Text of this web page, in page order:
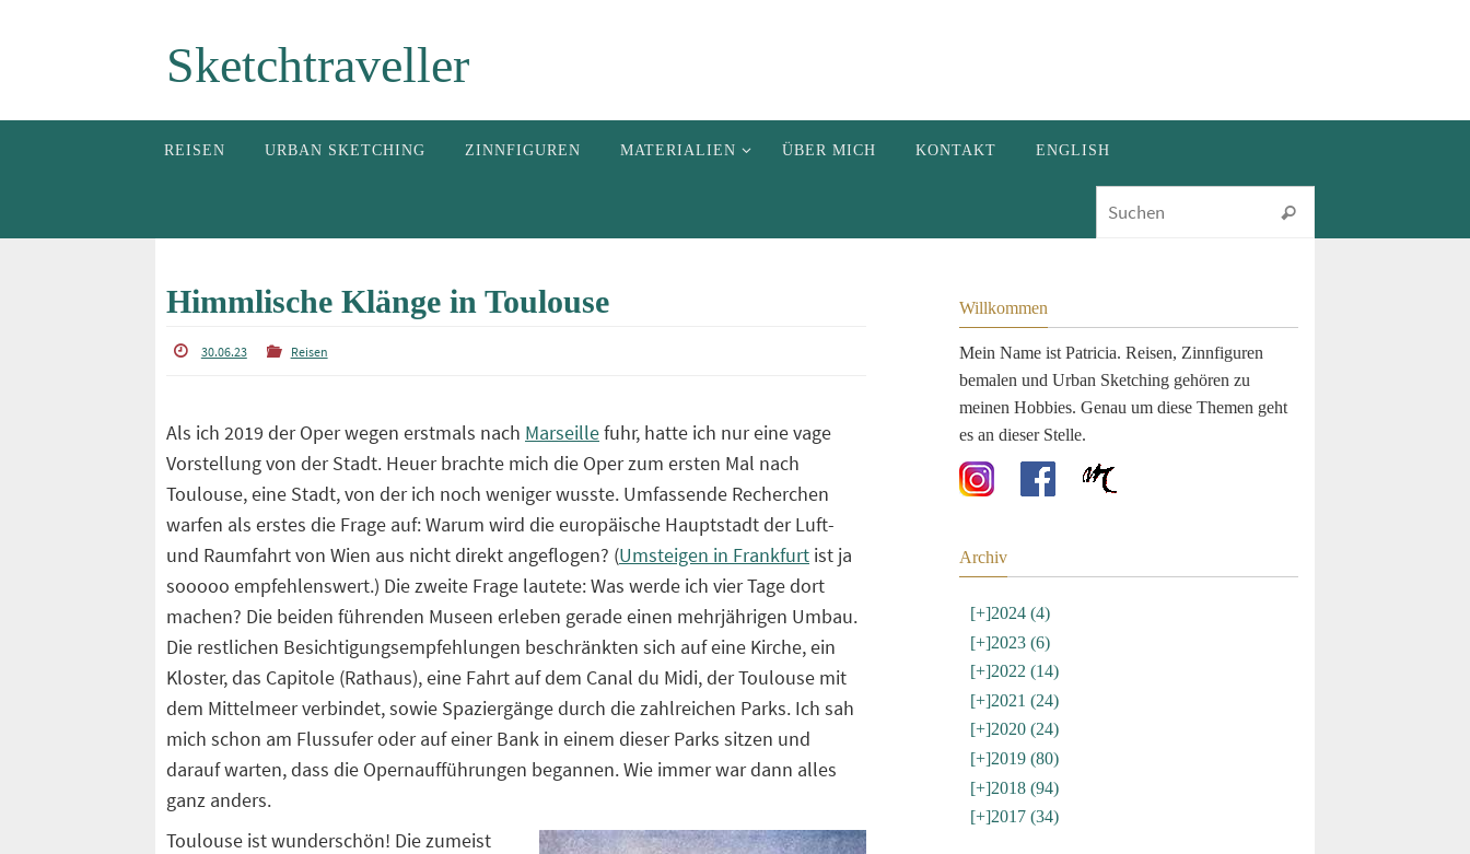
Sketchtraveller
REISEN URBAN SKETCHING ZINNFIGUREN MATERIALIEN ÜBER MICH KONTAKT ENGLISH
Suchen
Himmlische Klänge in Toulouse
30.06.23 Reisen
Als ich 2019 der Oper wegen erstmals nach Marseillefuhr, hatte ich nur eine vage
Vorstellung von der Stadt. Heuer brachte mich die Oper zum ersten Mal nach
Toulouse, eine Stadt, von der ich noch weniger wusste. Umfassende Recherchen
warfen als erstes die Frage auf: Warum wird die europäische Hauptstadt der Luft-
und Raumfahrt von Wien aus nicht direkt angeflogen? (Umsteigen in Frankfurt ist ja
sooooo empfehlenswert.) Die zweite Frage lautete: Was werde ich vier Tage dort
machen? Die beiden führenden Museen erleben gerade einen mehrjährigen Umbau.
Die restlichen Besichtigungsempfehlungen beschränkten sich auf eine Kirche, ein
Kloster, das Capitole (Rathaus), eine Fahrt auf dem Canal du Midi, der Toulouse mit
dem Mittelmeer verbindet, sowie Spaziergänge durch die zahlreichen Parks. Ich sah
mich schon am Flussufer oder auf einer Bank in einem dieser Parks sitzen und
darauf warten, dass die Opernaufführungen begannen. Wie immer war dann alles
ganz anders.
Toulouse ist wunderschön! Die zumeist
Willkommen
Mein Name ist Patricia. Reisen, Zinnfiguren
bemalen und Urban Sketching gehören zu
meinen Hobbies. Genau um diese Themen geht
es an dieser Stelle.
Archiv
[+]2024 (4)
[+]2023 (6)
[+]2022 (14)
[+]2021 (24)
[+]2020 (24)
[+]2019 (80)
[+]2018 (94)
[+]2017 (34)